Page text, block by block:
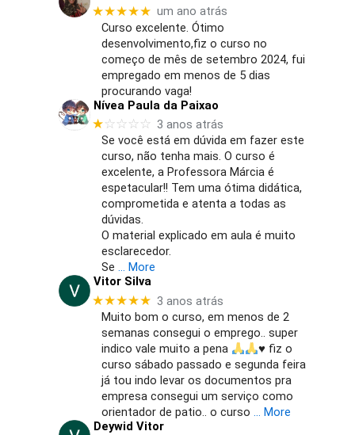
★★★★★ um ano atrás
Curso excelente. Ótimo
desenvolvimento,fiz o curso no
começo de mês de setembro 2024, fui
empregado em menos de 5 dias
procurando vaga!
Nívea Paula da Paixao
★☆☆☆☆ 3 anos atrás
Se você está em dúvida em fazer este
curso, não tenha mais. O curso é
excelente, a Professora Márcia é
espetacular!! Tem uma ótima didática,
comprometida e atenta a todas as
dúvidas.
O material explicado em aula é muito
esclarecedor.
Se … More
Vitor Silva
★★★★★ 3 anos atrás
Muito bom o curso, em menos de 2
semanas consegui o emprego.. super
indico vale muito a pena
♥️fiz o
curso sábado passado e segunda feira
já tou indo levar os documentos pra
empresa consegui um serviço como
orientador de patio.. o curso … More
Deywid Vitor